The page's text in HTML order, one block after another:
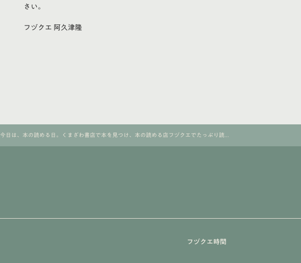
さい。
フヅクエ 阿久津隆
今日は、本の読める日。くまざわ書店で本を見つけ、本の読める店フヅクエでたっぷり読...
フヅクエ時間